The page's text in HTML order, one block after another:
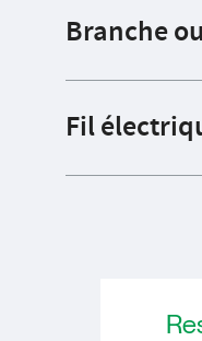
Branche
Fil